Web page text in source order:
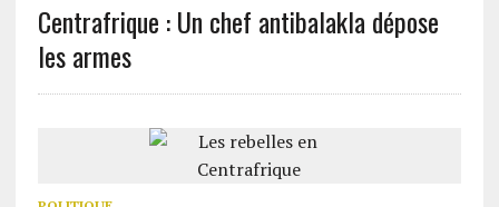
Centrafrique : Un chef antibalakla dépose
les armes